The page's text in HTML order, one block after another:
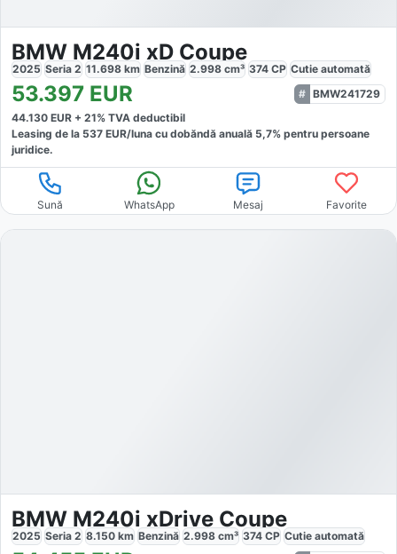
BMW M240i xD Coupe
2025 Seria 2 11.698 km Benzină 2.998 cm³ 374 CP Cutie automată
53.397 EUR
BMW241729
44.130 EUR + 21% TVA deductibil
Leasing de la 537 EUR/luna cu dobăndă anuală 5,7% pentru persoane
juridice.
Sună WhatsApp Mesaj Favorite
BMW M240i xDrive Coupe
2025 Seria 2 8.150 km Benzină 2.998 cm³ 374 CP Cutie automată